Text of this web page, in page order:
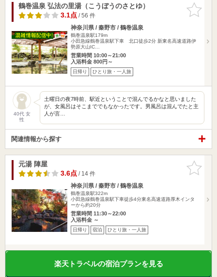
お気に入
りに追加
鶴巻温泉 弘法の里湯（こうぼうのさとゆ）
3.1点/ 56 件
神奈川県 / 秦野市 / 鶴巻温泉
鶴巻温泉駅179m
小田急線鶴巻温泉駅下車 北口徒歩2分 新東名高速道路伊
勢原大山IC…
営業時間 10:00～21:00
入浴料金 800円～
日帰り ひとり旅・一人旅
40代 女
性
土曜日の夜7時前、駅近ということで混んでるかなと思いました
が、女風呂はそこまででもなかったです。男風呂は混んでたと主
人が言…
関連情報から探す
お気に入
りに追加
元湯 陣屋
3.6点/ 14 件
神奈川県 / 秦野市 / 鶴巻温泉
鶴巻温泉駅322m
小田急線鶴巻温泉駅下車徒歩4分東名高速道路厚木インタ
ーから約20分
営業時間 11:30～22:00
入浴料金 ～
日帰り 宿泊 ひとり旅・一人旅
楽天トラベルの宿泊プランを見る